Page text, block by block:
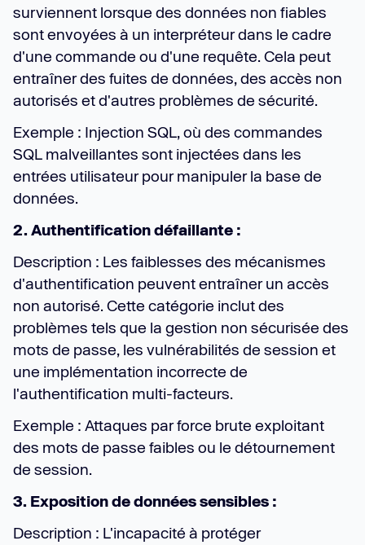
surviennent lorsque des données non fiables
sont envoyées à un interpréteur dans le cadre
d'une commande ou d'une requête. Cela peut
entraîner des fuites de données, des accès non
autorisés et d'autres problèmes de sécurité.
Exemple : Injection SQL, où des commandes
SQL malveillantes sont injectées dans les
entrées utilisateur pour manipuler la base de
données.
2. Authentification défaillante :
Description : Les faiblesses des mécanismes
d'authentification peuvent entraîner un accès
non autorisé. Cette catégorie inclut des
problèmes tels que la gestion non sécurisée des
mots de passe, les vulnérabilités de session et
une implémentation incorrecte de
l'authentification multi-facteurs.
Exemple : Attaques par force brute exploitant
des mots de passe faibles ou le détournement
de session.
3. Exposition de données sensibles :
Description : L'incapacité à protéger